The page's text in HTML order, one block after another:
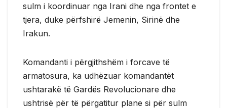
sulm i koordinuar nga Irani dhe nga frontet e
tjera, duke përfshirë Jemenin, Sirinë dhe
Irakun.
Komandanti i përgjithshëm i forcave të
armatosura, ka udhëzuar komandantët
ushtarakë të Gardës Revolucionare dhe
ushtrisë për të përgatitur plane si për sulm